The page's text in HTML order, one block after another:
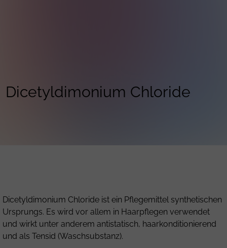
Dicetyldimonium Chloride
Dicetyldimonium Chloride ist ein Pflegemittel synthetischen
Ursprungs. Es wird vor allem in Haarpflegen verwendet
und wirkt unter anderem antistatisch, haarkonditionierend
und als Tensid (Waschsubstanz).